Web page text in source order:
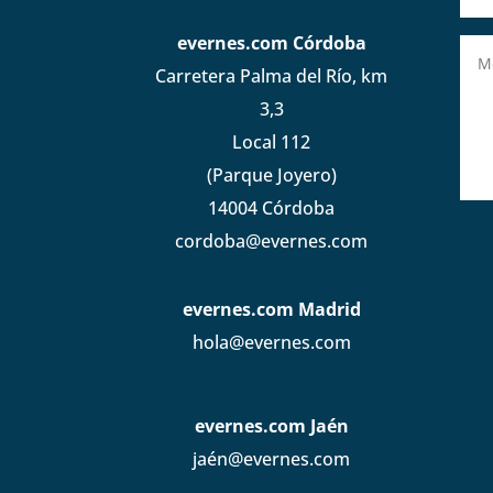
evernes.com Córdoba
Carretera Palma del Río, km
3,3
Local 112
(Parque Joyero)
14004 Córdoba
cordoba@evernes.com
evernes.com Madrid
hola@evernes.com
evernes.com Jaén
jaén@evernes.com